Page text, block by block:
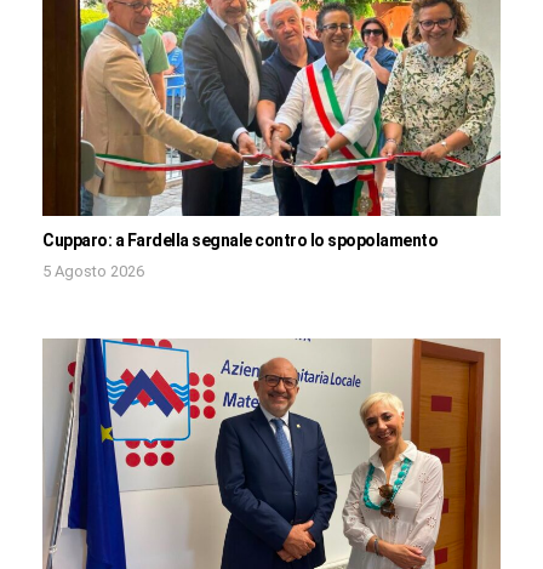
Cupparo: a Fardella segnale contro lo spopolamento
5 Agosto 2026